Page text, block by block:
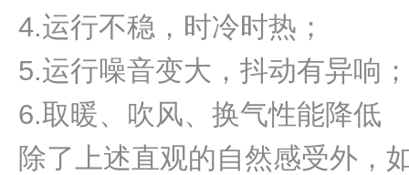
4.运行不稳，时冷时热；
5.运行噪音变大，抖动有异响；
6.取暖、吹风、换气性能降低
除了上述直观的自然感受外，
小乐测评 | 博伸MINI酷系列 M22A厨房空调到底实力如